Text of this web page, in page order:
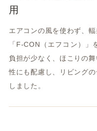
用
エアコンの風を使わず、
「F-CON（エフコン）
負担が少なく、ほこりの
性にも配慮し、リビング
しました。